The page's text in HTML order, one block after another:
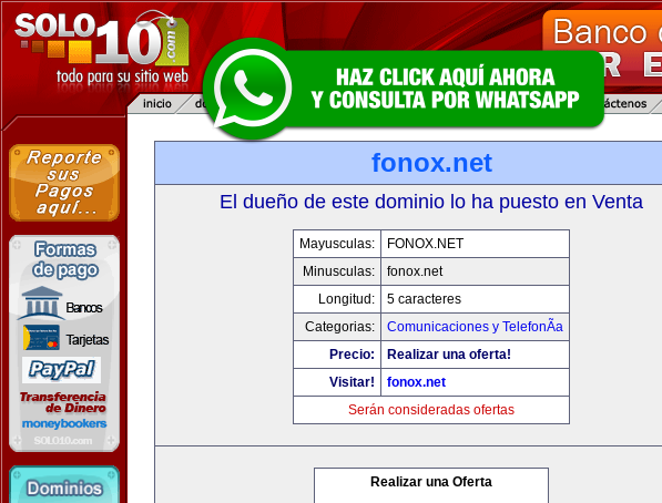
fonox.net
El dueño de este dominio lo ha puesto en Venta
Mayusculas:
FONOX.NET
Minusculas:
fonox.net
Longitud:
5 caracteres
Categorias:
Comunicaciones y TelefonÃ­a
Precio:
Realizar una oferta!
Visitar!
fonox.net
Serán consideradas ofertas
Realizar una Oferta